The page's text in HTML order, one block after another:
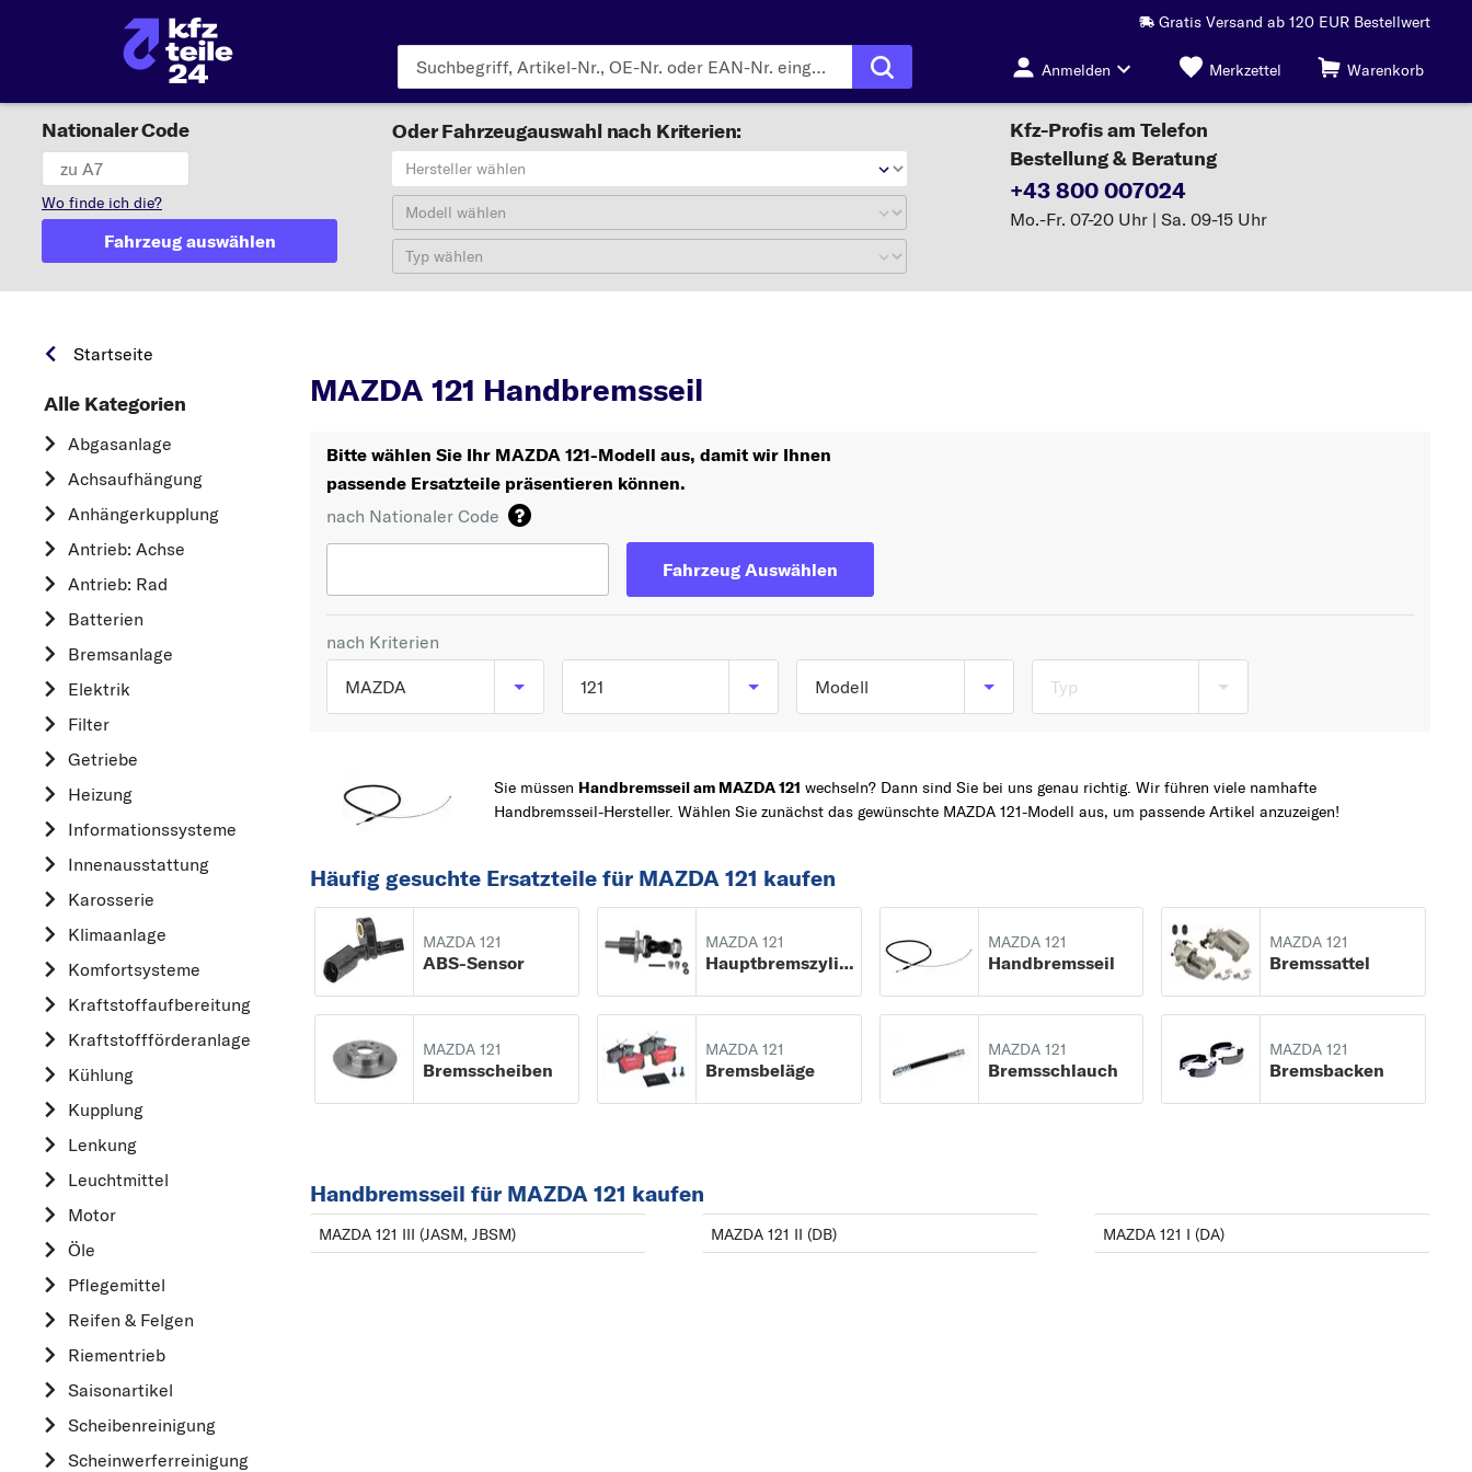
Gratis Versand ab 120 EUR Bestellwert
Anmelden Merkzettel Warenkorb
Nationaler Code
Wo finde ich die?
Fahrzeug auswählen
Oder Fahrzeugauswahl nach Kriterien:
Hersteller wählen
Modell wählen
Typ wählen
Kfz-Profis am Telefon
Bestellung & Beratung
+43 800 007024
Mo.-Fr. 07-20 Uhr | Sa. 09-15 Uhr
Startseite
Alle Kategorien
Abgasanlage
Achsaufhängung
Anhängerkupplung
Antrieb: Achse
Antrieb: Rad
Batterien
Bremsanlage
Elektrik
Filter
Getriebe
Heizung
Informationssysteme
Innenausstattung
Karosserie
Klimaanlage
Komfortsysteme
Kraftstoff­aufbereitung
Kraftstoff­förderanlage
Kühlung
Kupplung
Lenkung
Leuchtmittel
Motor
Öle
Pflegemittel
Reifen & Felgen
Riementrieb
Saisonartikel
Scheibenreinigung
Scheinwerferreinigung
MAZDA 121 Handbremsseil
Bitte wählen Sie Ihr MAZDA 121-Modell aus, damit wir Ihnen
passende Ersatzteile präsentieren können.
nach Nationaler Code
Fahrzeug Auswählen
nach Kriterien
MAZDA
OPEL
FORD
AUDI
A
ALFA ROMEO
B
BMW
C
D
DACIA
121
6
MX-5
323 C
323 F
5
Modell
121 II (DB) ab 11/1990
121 III (JASM, JBSM)
ab 03/1996 bis
Typ
Sie müssen Handbremsseil am MAZDA 121 wechseln? Dann sind Sie bei uns genau richtig. Wir führen viele namhafte
Handbremsseil-Hersteller. Wählen Sie zunächst das gewünschte MAZDA 121-Modell aus, um passende Artikel anzuzeigen!
Häufig gesuchte Ersatzteile für MAZDA 121 kaufen
MAZDA 121
ABS-Sensor
MAZDA 121
Hauptbremszylinder
MAZDA 121
Handbremsseil
MAZDA 121
Bremssattel
MAZDA 121
Bremsscheiben
MAZDA 121
Bremsbeläge
MAZDA 121
Bremsschlauch
MAZDA 121
Bremsbacken
Handbremsseil für MAZDA 121 kaufen
MAZDA 121 III (JASM, JBSM) MAZDA 121 II (DB) MAZDA 121 I (DA)